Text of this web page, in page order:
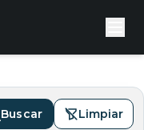
Buscar Limpiar